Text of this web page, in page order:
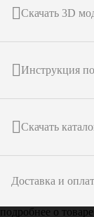
Скачать 3D
Инструкция
Скачать
Доставка и
подробнее о товаре